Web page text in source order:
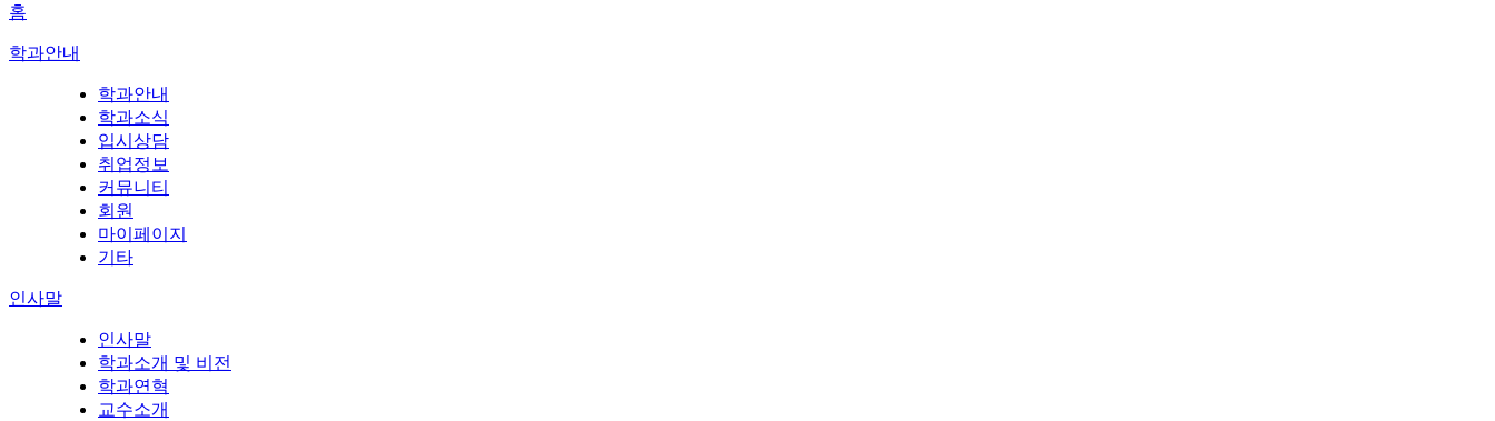
홈
학과안내
학과안내
학과소식
입시상담
취업정보
커뮤니티
회원
마이페이지
기타
인사말
인사말
학과소개 및 비전
학과연혁
교수소개